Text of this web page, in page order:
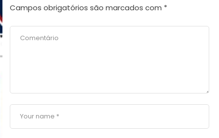
Campos obrigatórios são marcados com *